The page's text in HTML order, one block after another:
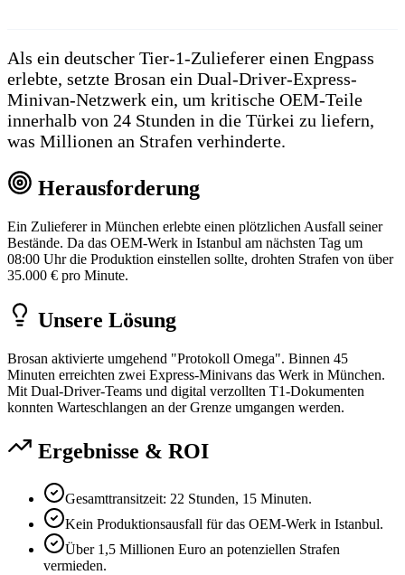
Als ein deutscher Tier-1-Zulieferer einen Engpass
erlebte, setzte Brosan ein Dual-Driver-Express-
Minivan-Netzwerk ein, um kritische OEM-Teile
innerhalb von 24 Stunden in die Türkei zu liefern,
was Millionen an Strafen verhinderte.
Herausforderung
Ein Zulieferer in München erlebte einen plötzlichen Ausfall seiner
Bestände. Da das OEM-Werk in Istanbul am nächsten Tag um
08:00 Uhr die Produktion einstellen sollte, drohten Strafen von über
35.000 € pro Minute.
Unsere Lösung
Brosan aktivierte umgehend "Protokoll Omega". Binnen 45
Minuten erreichten zwei Express-Minivans das Werk in München.
Mit Dual-Driver-Teams und digital verzollten T1-Dokumenten
konnten Warteschlangen an der Grenze umgangen werden.
Ergebnisse & ROI
Gesamttransitzeit: 22 Stunden, 15 Minuten.
Kein Produktionsausfall für das OEM-Werk in Istanbul.
Über 1,5 Millionen Euro an potenziellen Strafen
vermieden.